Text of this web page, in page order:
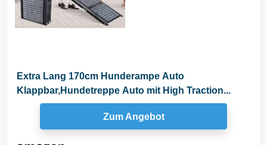
Extra Lang 170cm Hunderampe Auto
Klappbar,Hundetreppe Auto mit High Traction...
Zum Angebot